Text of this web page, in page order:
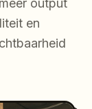
output
en